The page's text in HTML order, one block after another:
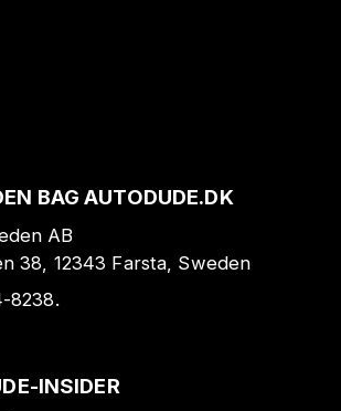
BAG AUTODUDE.DK
AB
38, 12343 Farsta, Sweden
8238.
INSIDER